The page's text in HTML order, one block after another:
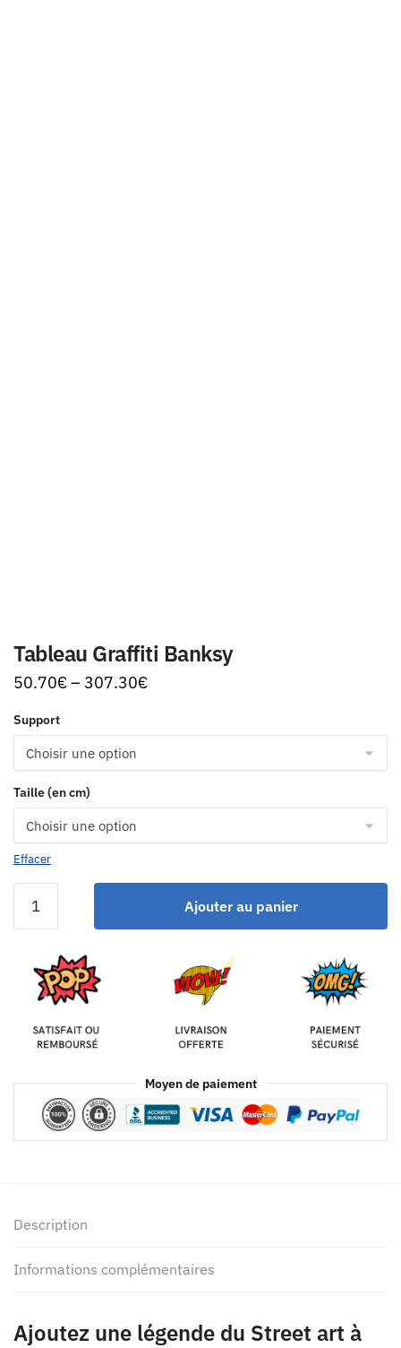
Tableau Graffiti Banksy
50.70€– 307.30€
Support
Taille (en cm)
Effacer
Ajouter au panier
Moyen de paiement
Description
Informations complémentaires
Ajoutez une légende du Street art à